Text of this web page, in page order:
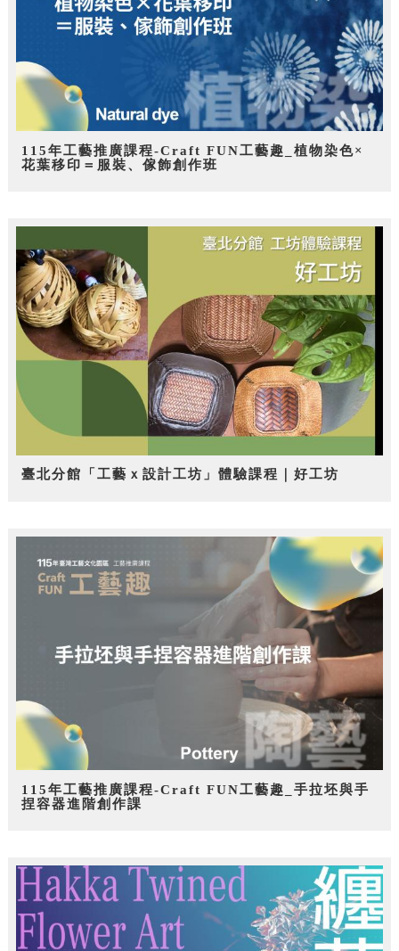
115年工藝推廣課程-Craft FUN工藝趣_植物染色×
花葉移印＝服裝、傢飾創作班
臺北分館「工藝ｘ設計工坊」體驗課程｜好工坊
115年工藝推廣課程-Craft FUN工藝趣_手拉坯與手
捏容器進階創作課